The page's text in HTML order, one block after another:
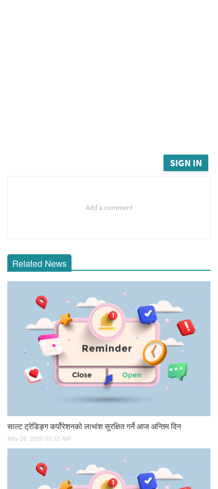
SIGN IN
Add a comment
Related News
साल्ट ट्रेडिङ्ग कर्पोरेशनको लाभांश सुरक्षित गर्ने आज अन्तिम दिन
May 26, 2026 05:32 AM